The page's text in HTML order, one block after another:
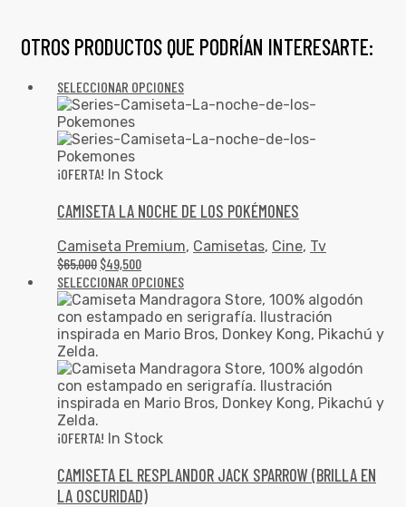
OTROS PRODUCTOS QUE PODRÍAN INTERESARTE:
SELECCIONAR OPCIONES
¡OFERTA! In Stock
CAMISETA LA NOCHE DE LOS POKÉMONES
Camiseta Premium, Camisetas, Cine, Tv
$65,000 $49,500
SELECCIONAR OPCIONES
¡OFERTA! In Stock
CAMISETA EL RESPLANDOR JACK SPARROW (BRILLA EN
LA OSCURIDAD)